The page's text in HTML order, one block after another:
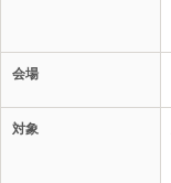
会場
対象